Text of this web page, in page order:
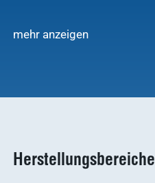
mehr anzeigen
Herstellungsbereiche